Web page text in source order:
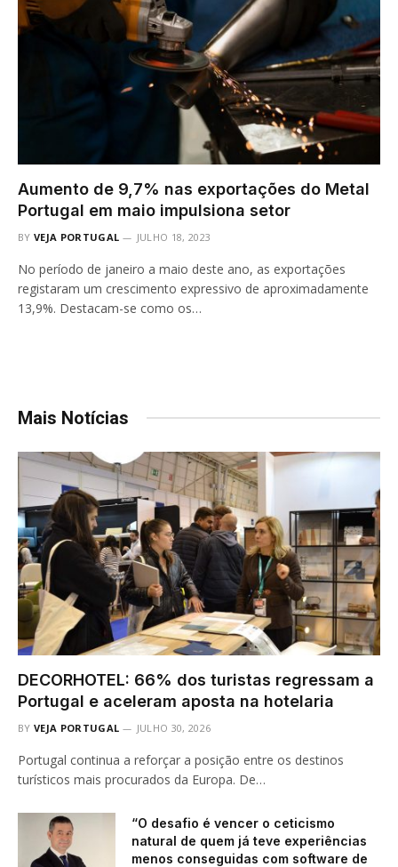
Aumento de 9,7% nas exportações do Metal
Portugal em maio impulsiona setor
BY VEJA PORTUGAL JULHO 18, 2023
No período de janeiro a maio deste ano, as exportações
registaram um crescimento expressivo de aproximadamente
13,9%. Destacam-se como os…
Mais Notícias
DECORHOTEL: 66% dos turistas regressam a
Portugal e aceleram aposta na hotelaria
BY VEJA PORTUGAL JULHO 30, 2026
Portugal continua a reforçar a posição entre os destinos
turísticos mais procurados da Europa. De…
“O desafio é vencer o ceticismo
natural de quem já teve experiências
menos conseguidas com software de